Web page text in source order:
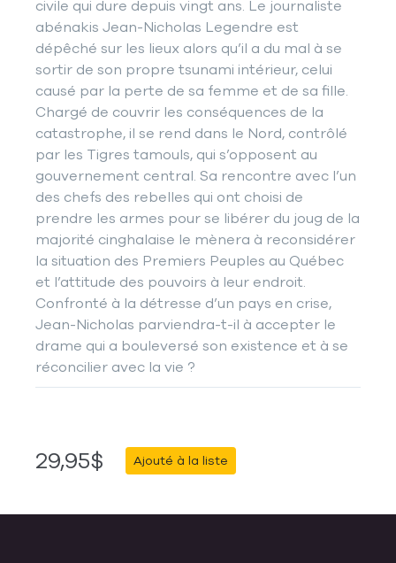
civile qui dure depuis vingt ans. Le journaliste
abénakis Jean-Nicholas Legendre est
dépêché sur les lieux alors qu’il a du mal à se
sortir de son propre tsunami intérieur, celui
causé par la perte de sa femme et de sa fille.
Chargé de couvrir les conséquences de la
catastrophe, il se rend dans le Nord, contrôlé
par les Tigres tamouls, qui s’opposent au
gouvernement central. Sa rencontre avec l’un
des chefs des rebelles qui ont choisi de
prendre les armes pour se libérer du joug de la
majorité cinghalaise le mènera à reconsidérer
la situation des Premiers Peuples au Québec
et l’attitude des pouvoirs à leur endroit.
Confronté à la détresse d’un pays en crise,
Jean-Nicholas parviendra-t-il à accepter le
drame qui a bouleversé son existence et à se
réconcilier avec la vie ?
29,95$ Ajouté à la liste